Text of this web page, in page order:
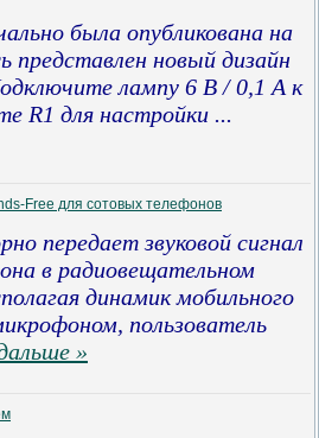
была опубликована на
представлен новый дизайн
лампу 6 В / 0,1 А к
R1 для настройки ...
Free для сотовых телефонов
передает звуковой сигнал
в радиовещательном
динамик мобильного
пользователь
»